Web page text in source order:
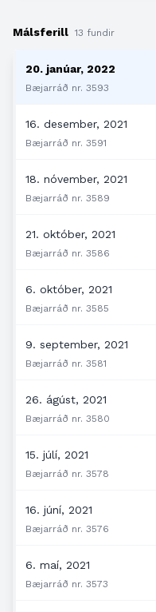
Málsferill 13 fundir
20. janúar, 2022
Bæjarráð nr. 3593
16. desember, 2021
Bæjarráð nr. 3591
18. nóvember, 2021
Bæjarráð nr. 3589
21. október, 2021
Bæjarráð nr. 3586
6. október, 2021
Bæjarráð nr. 3585
9. september, 2021
Bæjarráð nr. 3581
26. ágúst, 2021
Bæjarráð nr. 3580
15. júlí, 2021
Bæjarráð nr. 3578
16. júní, 2021
Bæjarráð nr. 3576
6. maí, 2021
Bæjarráð nr. 3573